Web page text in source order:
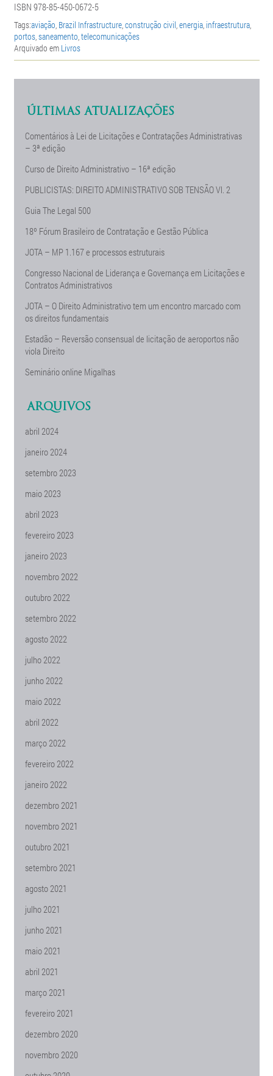
ISBN 978-85-450-0672-5
Tags:aviação, Brazil Infrastructure,construção civil,energia, infraestrutura,
portos,saneamento,telecomunicações
Arquivado em Livros
ÚLTIMAS ATUALIZAÇÕES
Comentários à Lei de Licitações e Contratações Administrativas
– 3ª edição
Curso de Direito Administrativo – 16ª edição
PUBLICISTAS: DIREITO ADMINISTRATIVO SOB TENSÃO Vl. 2
Guia The Legal 500
18º Fórum Brasileiro de Contratação e Gestão Pública
JOTA – MP 1.167 e processos estruturais
Congresso Nacional de Liderança e Governança em Licitações e
Contratos Administrativos
JOTA – O Direito Administrativo tem um encontro marcado com
os direitos fundamentais
Estadão – Reversão consensual de licitação de aeroportos não
viola Direito
Seminário online Migalhas
ARQUIVOS
abril 2024
janeiro 2024
setembro 2023
maio 2023
abril 2023
fevereiro 2023
janeiro 2023
novembro 2022
outubro 2022
setembro 2022
agosto 2022
julho 2022
junho 2022
maio 2022
abril 2022
março 2022
fevereiro 2022
janeiro 2022
dezembro 2021
novembro 2021
outubro 2021
setembro 2021
agosto 2021
julho 2021
junho 2021
maio 2021
abril 2021
março 2021
fevereiro 2021
dezembro 2020
novembro 2020